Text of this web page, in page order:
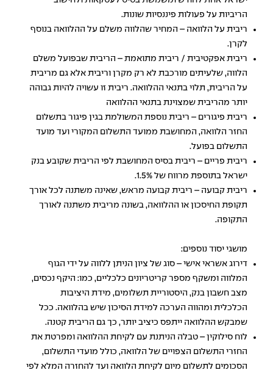
הריביות על פעולות פיננסיות שונות.
ריבית על הלוואה – המחיר שהלווה משלם על ההלוואה בנוסף
לקרן.
ריבית אפקטיבית / ריבית מתואמת – הריבית שבפועל משלם
הלווה, שלעיתים מורכבת לא רק מקרן וריבית אלא גם מריבית
על הריבית, תלוי בתנאי ההלוואה. ריבית זו עשויה להיות גבוהה
יותר מהריבית שמצוינת בתנאי ההלוואה
ריבית פיגורים – ריבית נוספת המשולמת בגין פיגור בתשלום
החזר הלוואה, המחושבת ממועד התשלום המקורי ועד מועד
התשלום בפועל.
ריבית פריים – ריבית בסיס המחושבת לפי הריבית שקובע בנק
ישראל בתוספת מרווח של 1.5%.
ריבית קבועה – ריבית קבועה מראש, שאינה משתנה לכל אורך
תקופת החיסכון או ההלוואה, בשונה מריבית משתנה לאורך
התקופה.
מושגי יסוד נוספים:
דירוג אשראי אישי – סוג של ציון הניתן ללווה על ידי הגוף
המלווה ומשקף מספר קריטריונים כלכליים, כמו: היקף נכסים,
מצב חשבון בנק, היסטוריית תשלומים, מידת היציבות
הכלכלית ומהווה הערכה למידת הסיכון שיש בהלוואה. ככל
שמבקש ההלוואה ייתפס כיציב יותר, כך גם הריבית קטנה.
לוח סילוקין – טבלה הניתנת עם לקיחת ההלוואה ומפרטת את
החזרי התשלום הצפויים של הלוואה, כולל מועדי התשלום,
הסכומים לתשלום מיום לקיחת הלוואה ועד להחזרה המלא לפי